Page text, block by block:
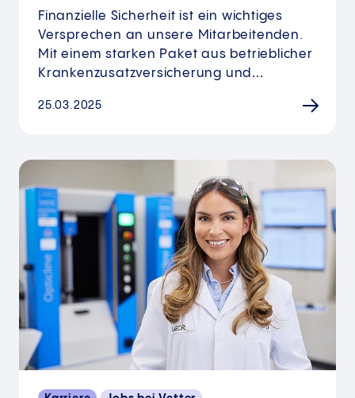
Finanzielle Sicherheit ist ein wichtiges
Versprechen an unsere Mitarbeitenden.
Mit einem starken Paket aus betrieblicher
Krankenzusatzversicherung und…
25.03.2025